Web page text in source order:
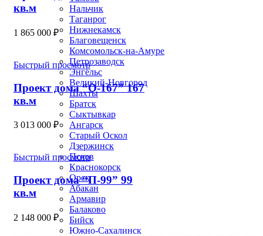
Нальчик
Таганрог
Нижнекамск
Благовещенск
Комсомольск-на-Амуре
Петрозаводск
Энгельс
Великий-Новгород
Шахты
Братск
Сыктывкар
Ангарск
Старый Оскол
Дзержинск
Псков
Краснокорск
Орск
Абакан
Армавир
Балаково
Бийск
Южно-Сахалинск
кв.м
1 865 000 ₽
Быстрый просмотр
Проект дома “О-167” 167
кв.м
3 013 000 ₽
Быстрый просмотр
Проект дома “П-99” 99
кв.м
2 148 000 ₽